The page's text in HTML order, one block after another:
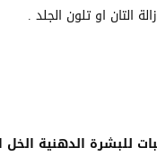
التان او تلون الجلد .
للبشرة الدهنية الخل